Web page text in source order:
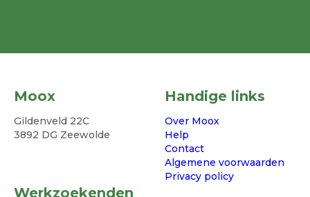
Moox
Gildenveld 22C
3892 DG Zeewolde
Handige links
Over Moox
Help
Contact
Algemene voorwaarden
Privacy policy
Werkzoekenden